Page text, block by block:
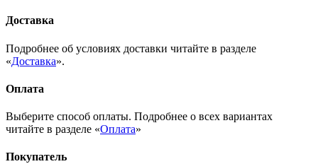
Доставка
Подробнее об условиях доставки читайте в разделе
«Доставка».
Оплата
Выберите способ оплаты. Подробнее о всех вариантах
читайте в разделе «Оплата»
Покупатель